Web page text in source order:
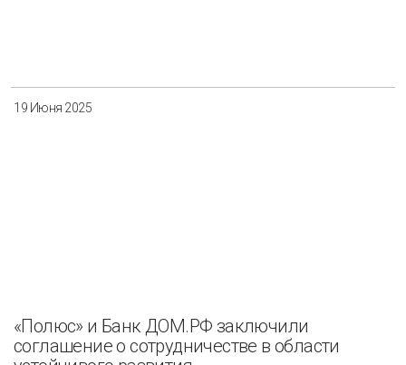
19 Июня 2025
«Полюс» и Банк ДОМ.РФ заключили
соглашение о сотрудничестве в области